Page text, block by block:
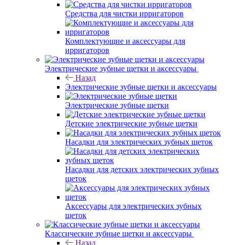
Средства для чистки ирригаторов
Комплектующие и аксессуары для
ирригаторов
Электрические зубные щетки и аксессуары
Назад
Электрические зубные щетки и аксессуары
Электрические зубные щетки
Детские электрические зубные щетки
Насадки для электрических зубных щеток
Насадки для детских электрических зубных
щеток
Аксессуары для электрических зубных
щеток
Классические зубные щетки и аксессуары
Назад